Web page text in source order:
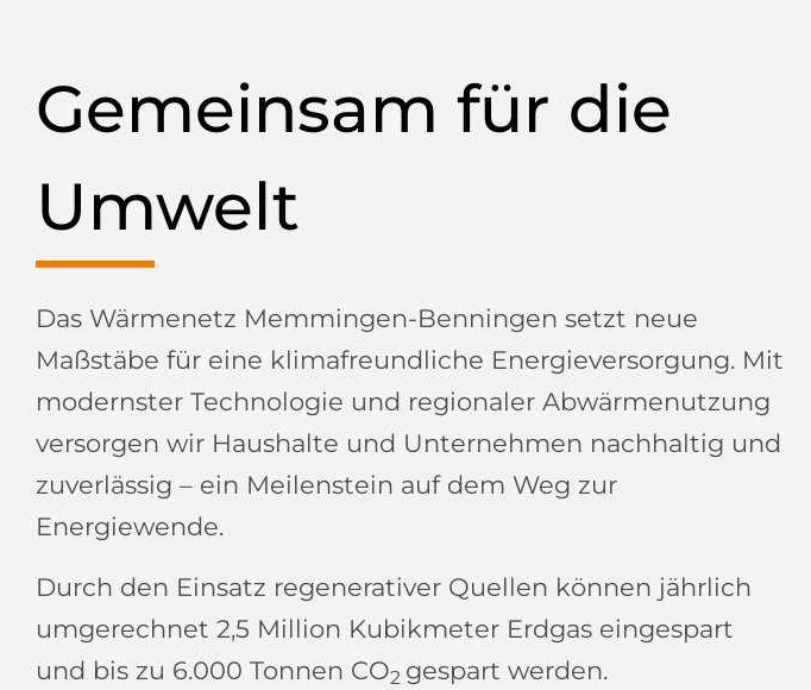
Gemeinsam für die
Umwelt
Das Wärmenetz Memmingen-Benningen setzt neue
Maßstäbe für eine klimafreundliche Energieversorgung. Mit
modernster Technologie und regionaler Abwärmenutzung
versorgen wir Haushalte und Unternehmen nachhaltig und
zuverlässig – ein Meilenstein auf dem Weg zur
Energiewende.
Durch den Einsatz regenerativer Quellen können jährlich
umgerechnet 2,5 Million Kubikmeter Erdgas eingespart
und bis zu 6.000 Tonnen CO2 gespart werden.